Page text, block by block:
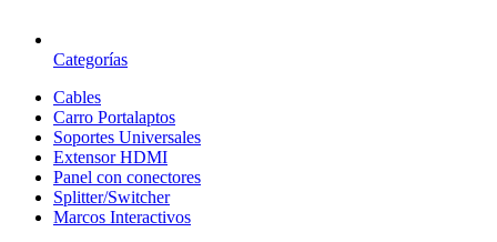
Categorías
Cables
Carro Portalaptos
Soportes Universales
Extensor HDMI
Panel con conectores
Splitter/Switcher
Marcos Interactivos